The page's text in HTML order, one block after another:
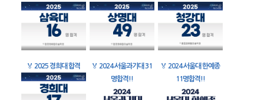
🏅 2025 경희대 합격 🏅 2024 서울과기대 31
명합격!!
🏅 2024 서울대 한예종
11명합격!!